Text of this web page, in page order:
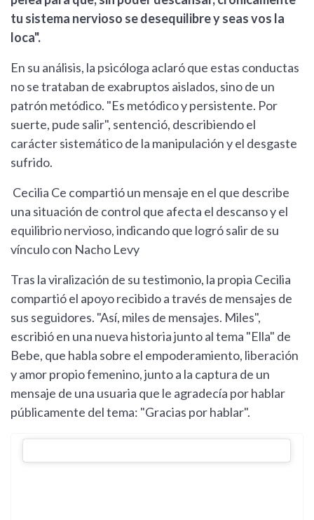
tu sistema nervioso se desequilibre y seas vos la
loca".
En su análisis, la psicóloga aclaró que estas conductas
no se trataban de exabruptos aislados, sino de un
patrón metódico. "Es metódico y persistente. Por
suerte, pude salir", sentenció, describiendo el
carácter sistemático de la manipulación y el desgaste
sufrido.
Cecilia Ce compartió un mensaje en el que describe
una situación de control que afecta el descanso y el
equilibrio nervioso, indicando que logró salir de su
vínculo con Nacho Levy
Tras la viralización de su testimonio, la propia Cecilia
compartió el apoyo recibido a través de mensajes de
sus seguidores. "Así, miles de mensajes. Miles",
escribió en una nueva historia junto al tema "Ella" de
Bebe, que habla sobre el empoderamiento, liberación
y amor propio femenino, junto a la captura de un
mensaje de una usuaria que le agradecía por hablar
públicamente del tema: "Gracias por hablar".